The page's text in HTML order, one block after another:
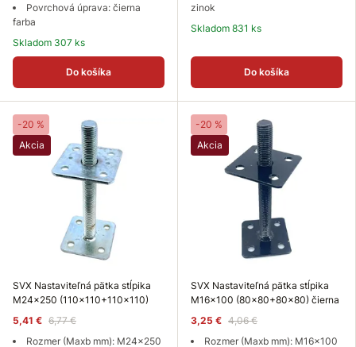
Povrchová úprava: čierna
farba
Skladom 307 ks
Do košíka
zinok
Skladom 831 ks
Do košíka
-20 %
Akcia
SVX Nastaviteľná pätka stĺpika
M24x250 (110x110+110x110)
5,41 € 6,77 €
Rozmer (Maxb mm): M24x250
-20 %
Akcia
SVX Nastaviteľná pätka stĺpika
M16x100 (80x80+80x80) čierna
3,25 € 4,06 €
Rozmer (Maxb mm): M16x100